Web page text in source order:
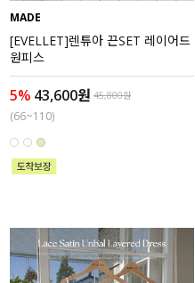
MADE
[EVELLET]렌튜아 끈SET 레이어드
원피스
5% 43,600원 45,800원
(66~110)